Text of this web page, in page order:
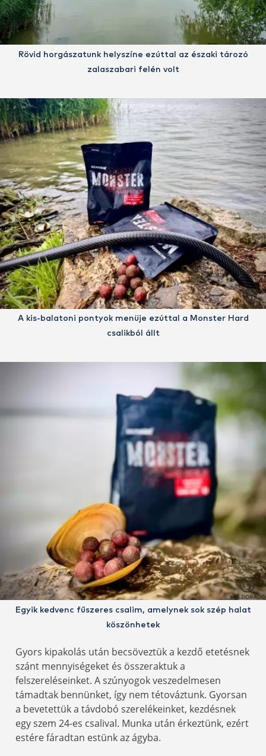
Rövid horgászatunk helyszíne ezúttal az északi tározó
zalaszabari felén volt
A kis-balatoni pontyok menüje ezúttal a Monster Hard
csalikból állt
Egyik kedvenc fűszeres csalim, amelynek sok szép halat
köszönhetek
Gyors kipakolás után becsöveztük a kezdő etetésnek
szánt mennyiségeket és összeraktuk a
felszereléseinket. A szúnyogok veszedelmesen
támadtak bennünket, így nem tétováztunk. Gyorsan
a bevetettük a távdobó szerelékeinket, kezdésnek
egy szem 24-es csalival. Munka után érkeztünk, ezért
estére fáradtan estünk az ágyba.